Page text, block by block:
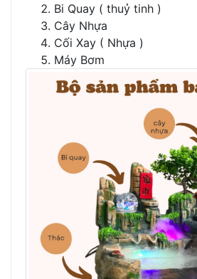
Bi Quay ( thuỷ tinh )
Cây Nhựa
Cối Xay ( Nhựa )
Máy Bơm